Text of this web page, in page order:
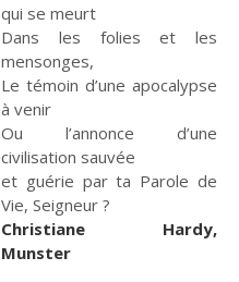
qui se meurt
Dans les folies et les
mensonges,
Le témoin d’une apocalypse
à venir
Ou l’annonce d’une
civilisation sauvée
et guérie par ta Parole de
Vie, Seigneur ?
Christiane Hardy,
Munster